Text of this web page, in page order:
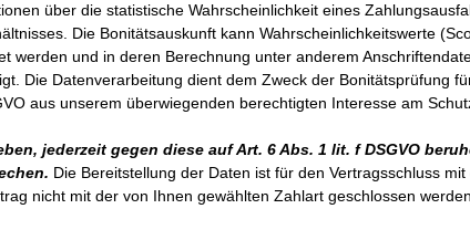
über die statistische Wahrscheinlichkeit eines
Die Bonitätsauskunft kann Wahrscheinlichkeitswerte
werden und in deren Berechnung unter anderem
Die Datenverarbeitung dient dem Zweck der Bonitätsprüfung
aus unserem überwiegenden berechtigten Interesse am
jederzeit gegen diese auf Art. 6 Abs. 1 lit. f DSGVO
Die Bereitstellung der Daten ist für den Vertragsschluss
nicht mit der von Ihnen gewählten Zahlart geschlossen